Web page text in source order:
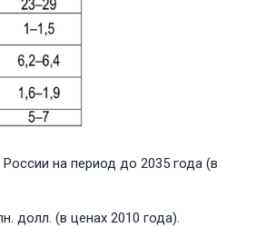
на период до 2035 года (в
долл. (в ценах 2010 года).